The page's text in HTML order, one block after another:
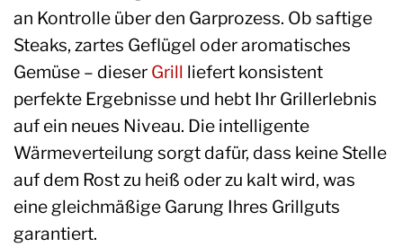
an Kontrolle über den Garprozess. Ob saftige
Steaks, zartes Geflügel oder aromatisches
Gemüse – dieser Grill liefert konsistent
perfekte Ergebnisse und hebt Ihr Grillerlebnis
auf ein neues Niveau. Die intelligente
Wärmeverteilung sorgt dafür, dass keine Stelle
auf dem Rost zu heiß oder zu kalt wird, was
eine gleichmäßige Garung Ihres Grillguts
garantiert.